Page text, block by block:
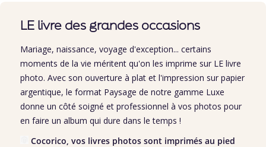
LE livre des grandes occasions
Mariage, naissance, voyage d'exception... certains
moments de la vie méritent qu'on les imprime sur LE livre
photo. Avec son ouverture à plat et l'impression sur papier
argentique, le format Paysage de notre gamme Luxe
donne un côté soigné et professionnel à vos photos pour
en faire un album qui dure dans le temps !
Cocorico, vos livres photos sont imprimés au pied